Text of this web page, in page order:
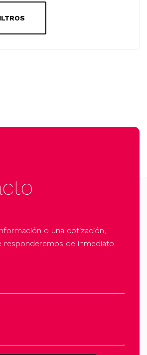
o una cotización,
responderemos de inmediato.